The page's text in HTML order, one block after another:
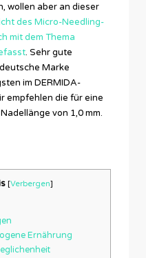
wollen aber an dieser
des Micro-Needling-
mit dem Thema
. Sehr gute
Marke
im DERMIDA-
empfehlen die für eine
von 1,0 mm.
[Verbergen]
Ernährung